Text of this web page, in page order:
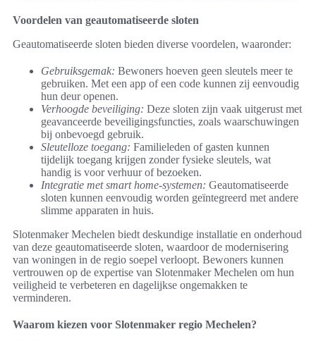
Voordelen van geautomatiseerde sloten
Geautomatiseerde sloten bieden diverse voordelen, waaronder:
Gebruiksgemak: Bewoners hoeven geen sleutels meer te
gebruiken. Met een app of een code kunnen zij eenvoudig
hun deur openen.
Verhoogde beveiliging: Deze sloten zijn vaak uitgerust met
geavanceerde beveiligingsfuncties, zoals waarschuwingen
bij onbevoegd gebruik.
Sleutelloze toegang: Familieleden of gasten kunnen
tijdelijk toegang krijgen zonder fysieke sleutels, wat
handig is voor verhuur of bezoeken.
Integratie met smart home-systemen: Geautomatiseerde
sloten kunnen eenvoudig worden geïntegreerd met andere
slimme apparaten in huis.
Slotenmaker Mechelen biedt deskundige installatie en onderhoud
van deze geautomatiseerde sloten, waardoor de modernisering
van woningen in de regio soepel verloopt. Bewoners kunnen
vertrouwen op de expertise van Slotenmaker Mechelen om hun
veiligheid te verbeteren en dagelijkse ongemakken te
verminderen.
Waarom kiezen voor Slotenmaker regio Mechelen?